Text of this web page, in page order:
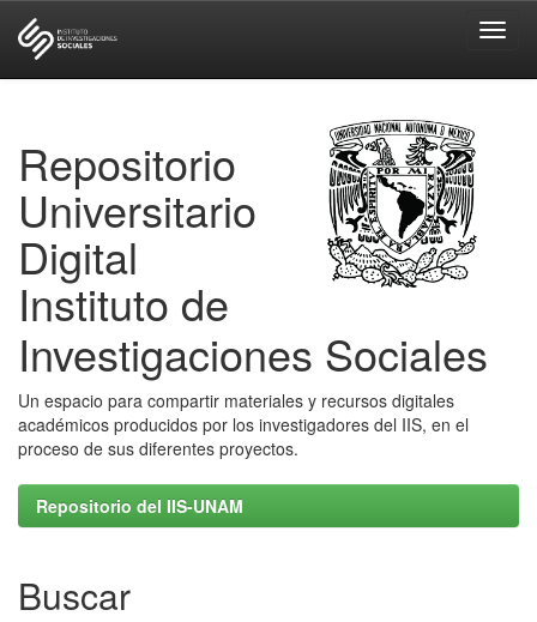
Repositorio
Universitario
Digital
Instituto de
Investigaciones Sociales
Un espacio para compartir materiales y recursos digitales
académicos producidos por los investigadores del IIS, en el
proceso de sus diferentes proyectos.
Repositorio del IIS-UNAM
Buscar